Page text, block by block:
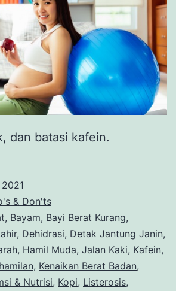
dan batasi kafein.
& Don'ts
, Bayam, Bayi Berat Kurang,
, Dehidrasi, Detak Jantung Janin,
, Hamil Muda, Jalan Kaki, Kafein,
, Kenaikan Berat Badan,
& Nutrisi, Kopi, Listerosis,